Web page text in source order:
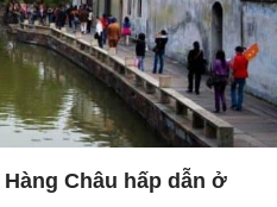
Châu hấp dẫn ở